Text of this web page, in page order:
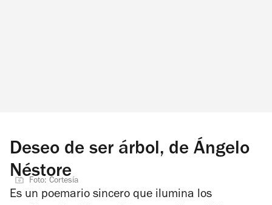
Deseo de ser árbol, de Ángelo
Néstore
Foto: Cortesía
Es un poemario sincero que ilumina los